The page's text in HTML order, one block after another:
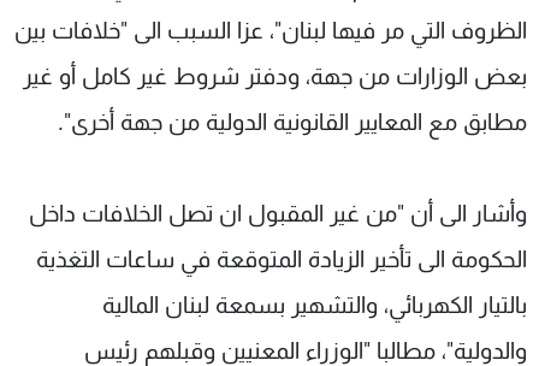
الظروف التي مر فيها لبنان"، عزا السبب الى "خلافات بين
بعض الوزارات من جهة، ودفتر شروط غير كامل أو غير
مطابق مع المعايير القانونية الدولية من جهة أخرى".
وأشار الى أن "من غير المقبول ان تصل الخلافات داخل
الحكومة الى تأخير الزيادة المتوقعة في ساعات التغذية
بالتيار الكهربائي، والتشهير بسمعة لبنان المالية
والدولية"، مطالبا "الوزراء المعنيين وقبلهم رئيس